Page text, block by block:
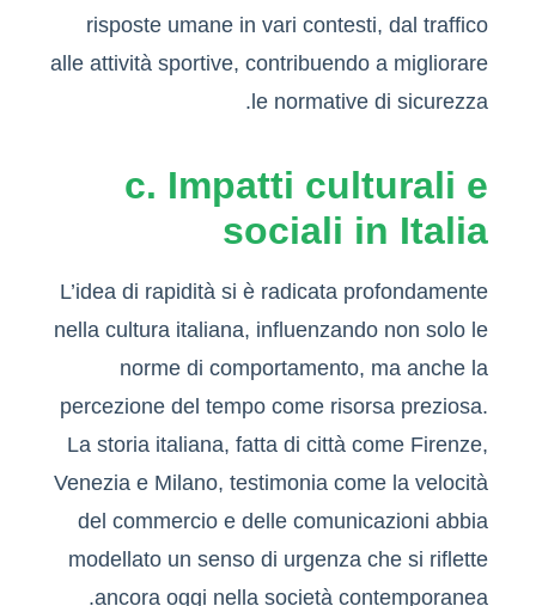
risposte umane in vari contesti, dal traffico
alle attività sportive, contribuendo a migliorare
le normative di sicurezza.
c. Impatti culturali e
sociali in Italia
L’idea di rapidità si è radicata profondamente
nella cultura italiana, influenzando non solo le
norme di comportamento, ma anche la
percezione del tempo come risorsa preziosa.
La storia italiana, fatta di città come Firenze,
Venezia e Milano, testimonia come la velocità
del commercio e delle comunicazioni abbia
modellato un senso di urgenza che si riflette
ancora oggi nella società contemporanea.